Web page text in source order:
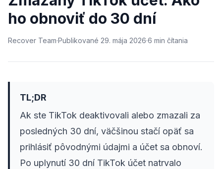
ho obnoviť do 30 dní
Recover Team·Publikované 29. mája 2026·6 min čítania
TL;DR
Ak ste TikTok deaktivovali alebo zmazali za
posledných 30 dní, väčšinou stačí opäť sa
prihlásiť pôvodnými údajmi a účet sa obnoví.
Po uplynutí 30 dní TikTok účet natrvalo